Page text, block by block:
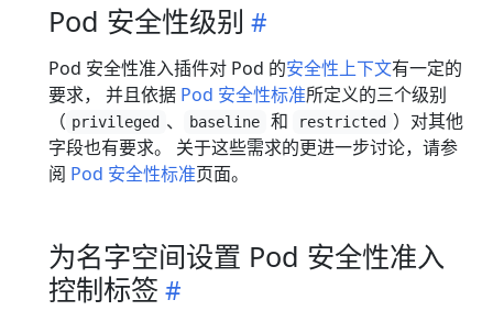
Pod 安全性级别
Pod 安全性准入插件对 Pod 的安全性上下文有一定的
要求， 并且依据 Pod 安全性标准所定义的三个级别
（ privileged 、 baseline 和 restricted ）对其他
字段也有要求。 关于这些需求的更进一步讨论，请参
阅 Pod 安全性标准页面。
为名字空间设置 Pod 安全性准入
控制标签